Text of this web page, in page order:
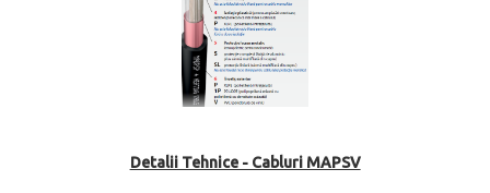
Detalii Tehnice - Cabluri MAPSV